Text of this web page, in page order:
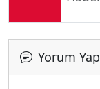
Yorum Yap